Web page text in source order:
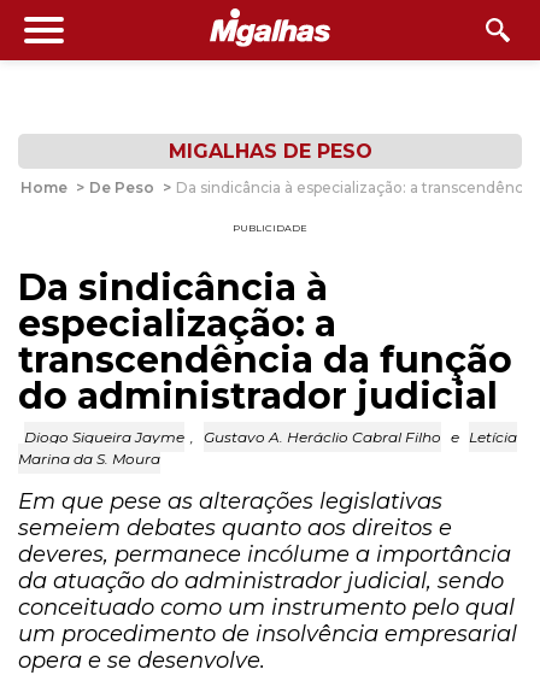
MIGALHAS DE PESO
Home > De Peso > Da sindicância à especialização: a
PUBLICIDADE
Da sindicância à
especialização: a
transcendência da função
do administrador judicial
Diogo Siqueira Jayme , Gustavo A. Heráclio Cabral Filho e Letícia
Marina da S. Moura
Em que pese as alterações legislativas
semeiem debates quanto aos direitos e
deveres, permanece incólume a importância
da atuação do administrador judicial, sendo
conceituado como um instrumento pelo qual
um procedimento de insolvência empresarial
opera e se desenvolve.